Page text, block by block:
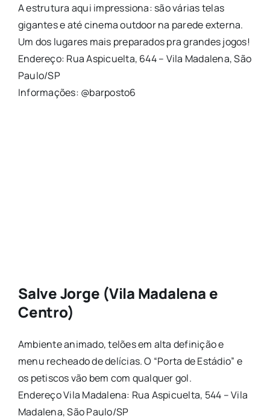
A estrutura aqui impressiona: são várias telas
gigantes e até cinema outdoor na parede externa.
Um dos lugares mais preparados pra grandes jogos!
Endereço: Rua Aspicuelta, 644 – Vila Madalena, São
Paulo/SP
Informações: @barposto6
Salve Jorge (Vila Madalena e
Centro)
Ambiente animado, telões em alta definição e
menu recheado de delícias. O “Porta de Estádio” e
os petiscos vão bem com qualquer gol.
Endereço Vila Madalena: Rua Aspicuelta, 544 – Vila
Madalena, São Paulo/SP